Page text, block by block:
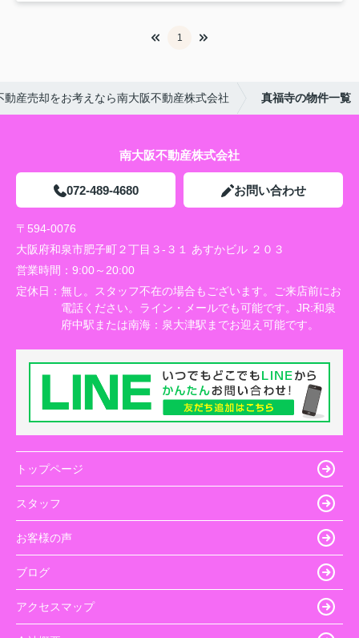
1
動産売却をお考えなら南大阪不動産株式会社 真福寺の物件一覧
南大阪不動産株式会社
072-489-4680 お問い合わせ
〒594-0076
大阪府和泉市肥子町２丁目３-３１ あすかビル ２０３
営業時間： 9:00～20:00
定休日： 無し。スタッフ不在の場合もございます。ご来店前にお
電話ください。ライン・メールでも可能です。JR:和泉
府中駅または南海：泉大津駅までお迎え可能です。
トップページ
スタッフ
お客様の声
ブログ
アクセスマップ